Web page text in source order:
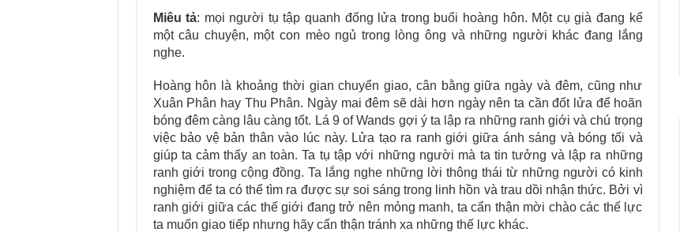
Miêu tả: mọi người tụ tập quanh đống lửa trong buổi hoàng hôn. Một cụ già đang kể
một câu chuyện, một con mèo ngủ trong lòng ông và những người khác đang lắng
nghe.
Hoàng hôn là khoảng thời gian chuyển giao, cân bằng giữa ngày và đêm, cũng như
Xuân Phân hay Thu Phân. Ngày mai đêm sẽ dài hơn ngày nên ta cần đốt lửa để hoãn
bóng đêm càng lâu càng tốt. Lá 9 of Wands gợi ý ta lập ra những ranh giới và chú trọng
việc bảo vệ bản thân vào lúc này. Lửa tạo ra ranh giới giữa ánh sáng và bóng tối và
giúp ta cảm thấy an toàn. Ta tụ tập với những người mà ta tin tưởng và lập ra những
ranh giới trong cộng đồng. Ta lắng nghe những lời thông thái từ những người có kinh
nghiệm để ta có thể tìm ra được sự soi sáng trong linh hồn và trau dồi nhận thức. Bởi vì
ranh giới giữa các thế giới đang trở nên mỏng manh, ta cẩn thận mời chào các thế lực
ta muốn giao tiếp nhưng hãy cẩn thận tránh xa những thế lực khác.